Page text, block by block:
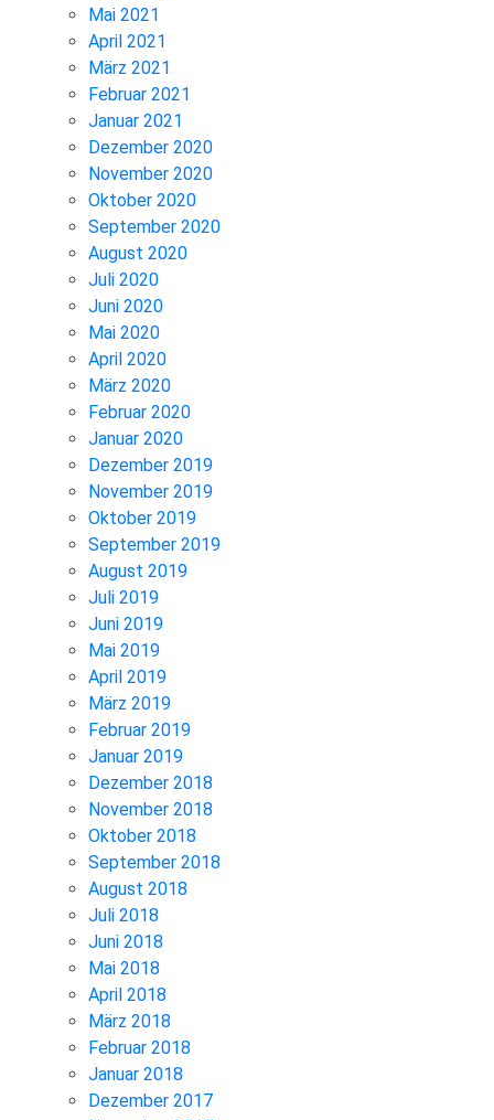
Mai 2021
April 2021
März 2021
Februar 2021
Januar 2021
Dezember 2020
November 2020
Oktober 2020
September 2020
August 2020
Juli 2020
Juni 2020
Mai 2020
April 2020
März 2020
Februar 2020
Januar 2020
Dezember 2019
November 2019
Oktober 2019
September 2019
August 2019
Juli 2019
Juni 2019
Mai 2019
April 2019
März 2019
Februar 2019
Januar 2019
Dezember 2018
November 2018
Oktober 2018
September 2018
August 2018
Juli 2018
Juni 2018
Mai 2018
April 2018
März 2018
Februar 2018
Januar 2018
Dezember 2017